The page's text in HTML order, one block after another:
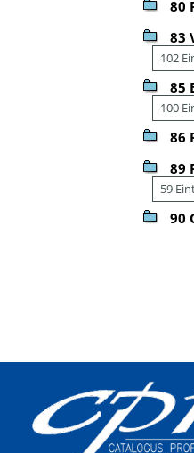
80
83
102
85
100
86
89
59
90